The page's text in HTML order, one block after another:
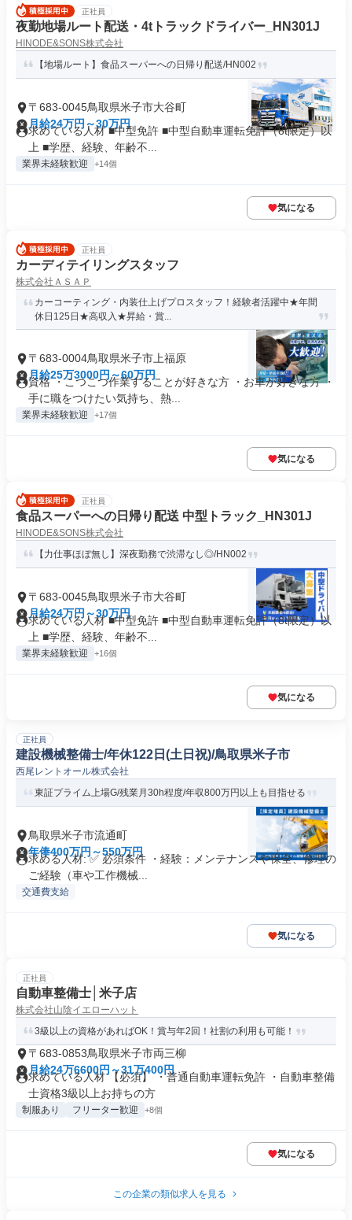
正社員
夜勤地場ルート配送・4tトラックドライバー_HN301J
HINODE&SONS株式会社
【地場ルート】食品スーパーへの日帰り配送/HN002
〒683-0045鳥取県米子市大谷町
月給24万円～30万円
求めている人材 ■中型免許 ■中型自動車運転免許（8t限定）以
上 ■学歴、経験、年齢不...
業界未経験歓迎 +14個
気になる
正社員
カーディテイリングスタッフ
株式会社ＡＳＡＰ
カーコーティング・内装仕上げプロスタッフ！経験者活躍中★年間
休日125日★高収入★昇給・賞...
〒683-0004鳥取県米子市上福原
月給25万3000円～60万円
資格 ・こつこつ作業することが好きな方 ・お車が好きな方 ・
手に職をつけたい気持ち、熱...
業界未経験歓迎 +17個
気になる
正社員
食品スーパーへの日帰り配送 中型トラック_HN301J
HINODE&SONS株式会社
【力仕事ほぼ無し】深夜勤務で渋滞なし◎/HN002
〒683-0045鳥取県米子市大谷町
月給24万円～30万円
求めている人材 ■中型免許 ■中型自動車運転免許（8t限定）以
上 ■学歴、経験、年齢不...
業界未経験歓迎 +16個
気になる
正社員
建設機械整備士/年休122日(土日祝)/鳥取県米子市
西尾レントオール株式会社
東証プライム上場G/残業月30h程度/年収800万円以上も目指せる
鳥取県米子市流通町
年俸400万円～550万円
求める人材: ✅ 必須条件 ・経験：メンテナンスや保全、修理の
ご経験（車や工作機械...
交通費支給
気になる
正社員
自動車整備士│米子店
株式会社山陰イエローハット
3級以上の資格があればOK！賞与年2回！社割の利用も可能！
〒683-0853鳥取県米子市両三柳
月給24万6600円～31万400円
求めている人材 【必須】 ・普通自動車運転免許 ・自動車整備
士資格3級以上お持ちの方
制服あり フリーター歓迎 +8個
気になる
この企業の類似求人を見る